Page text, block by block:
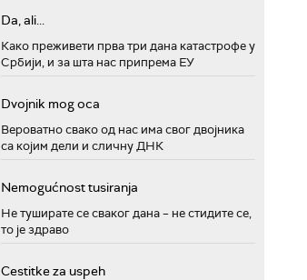
Da, ali...
Како преживети прва три дана катастрофе у
Србији, и за шта нас припрема ЕУ
Dvojnik mog oca
Вероватно свако од нас има свог двојника
са којим дели и сличну ДНК
Nemogućnost tusiranja
Не туширате се сваког дана – не стидите се,
то је здраво
Cestitke za uspeh